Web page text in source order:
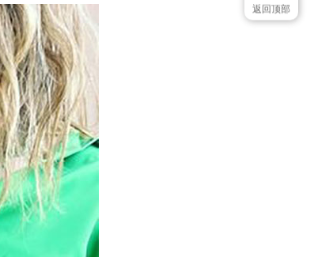
返回顶部